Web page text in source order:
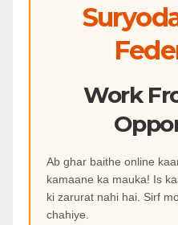
Work
Ab ghar baithe online
kamaane ka mauka! Is
ki zarurat nahi hai. Sirf
chahiye.